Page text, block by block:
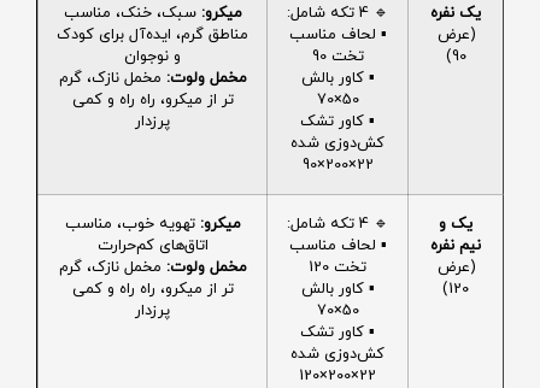
یک نفره
(عرض
90)
🔹 4 تکه شامل:
▪️ لحاف مناسب
تخت 90
▪️ کاور بالش
50×70
▪️ کاور تشک
کش‌دوزی شده
22×200×90
میکرو: سبک، خنک، مناسب
مناطق گرم، ایده‌آل برای کودک
و نوجوان
مخمل ولوت: مخمل نازک، گرم
تر از میکرو، راه راه و کمی
پرزدار
یک و
نیم نفره
(عرض
120)
🔹 4 تکه شامل:
▪️ لحاف مناسب
تخت 120
▪️ کاور بالش
50×70
▪️ کاور تشک
کش‌دوزی شده
22×200×120
میکرو: تهویه خوب، مناسب
اتاق‌های کم‌حرارت
مخمل ولوت: مخمل نازک، گرم
تر از میکرو، راه راه و کمی
پرزدار